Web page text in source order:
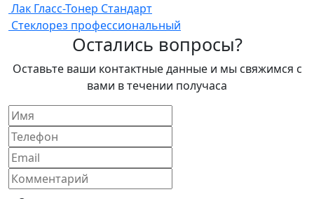
Лак Гласс-Тонер Стандарт
Стеклорез профессиональный
Остались вопросы?
Оставьте ваши контактные данные и мы свяжимся с
вами в течении получаса